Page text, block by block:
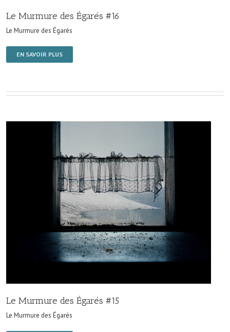
Le Murmure des Égarés #16
Le Murmure des Égarés
EN SAVOIR PLUS
Le Murmure des Égarés #15
Le Murmure des Égarés